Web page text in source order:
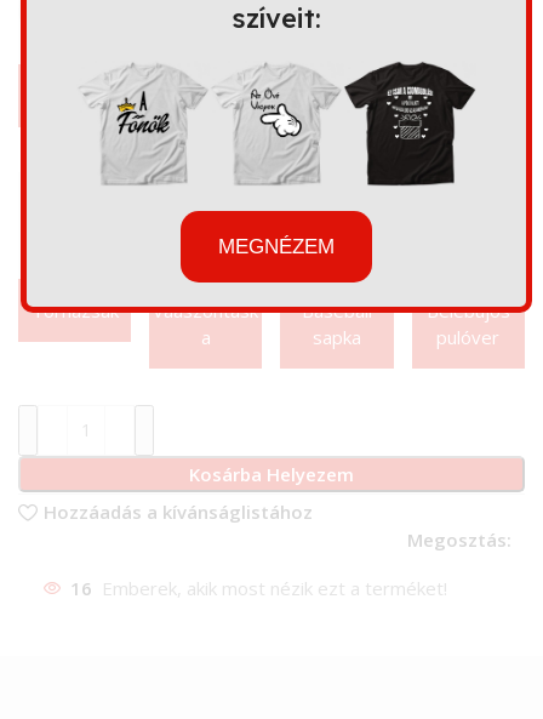
Bögre
Kapucnis
pulóver
Párna Kötény
Tornazsák
Váaszontásk
a
Baseball
sapka
Belebújós
pulóver
Kosárba Helyezem
Hozzáadás a kívánságlistához
Megosztás:
16 Emberek, akik most nézik ezt a terméket!
szíveit:
MEGNÉZEM